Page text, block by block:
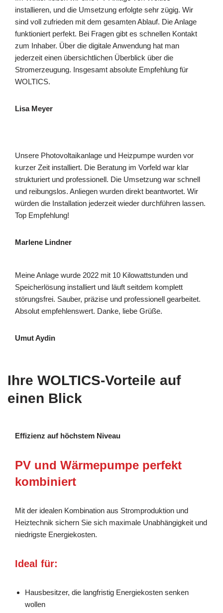
installieren, und die Umsetzung erfolgte sehr zügig. Wir
sind voll zufrieden mit dem gesamten Ablauf. Die Anlage
funktioniert perfekt. Bei Fragen gibt es schnellen Kontakt
zum Inhaber. Über die digitale Anwendung hat man
jederzeit einen übersichtlichen Überblick über die
Stromerzeugung. Insgesamt absolute Empfehlung für
WOLTICS.
Lisa Meyer
Unsere Photovoltaikanlage und Heizpumpe wurden vor
kurzer Zeit installiert. Die Beratung im Vorfeld war klar
strukturiert und professionell. Die Umsetzung war schnell
und reibungslos. Anliegen wurden direkt beantwortet. Wir
würden die Installation jederzeit wieder durchführen lassen.
Top Empfehlung!
Marlene Lindner
Meine Anlage wurde 2022 mit 10 Kilowattstunden und
Speicherlösung installiert und läuft seitdem komplett
störungsfrei. Sauber, präzise und professionell gearbeitet.
Absolut empfehlenswert. Danke, liebe Grüße.
Umut Aydin
Ihre WOLTICS-Vorteile auf
einen Blick
Effizienz auf höchstem Niveau
PV und Wärmepumpe perfekt
kombiniert
Mit der idealen Kombination aus Stromproduktion und
Heiztechnik sichern Sie sich maximale Unabhängigkeit und
niedrigste Energiekosten.
Ideal für:
Hausbesitzer, die langfristig Energiekosten senken
wollen